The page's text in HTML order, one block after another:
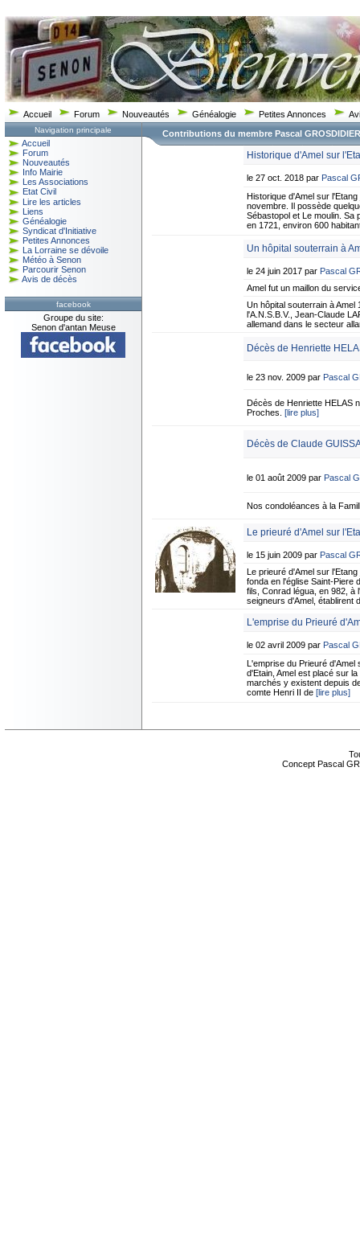
Accueil Forum Nouveautés Généalogie Petites Annonces
Navigation principale
Accueil
Forum
Nouveautés
Info Mairie
Les Associations
Etat Civil
Lire les articles
Liens
Généalogie
Syndicat d'Initiative
Petites Annonces
La Lorraine se dévoile
Météo à Senon
Parcourir Senon
Avis de décès
facebook
Groupe du site:
Senon d'antan Meuse
Contributions du membre Pascal GROSDIDIER
Historique d'Amel sur
le 27 oct. 2018 par Pascal
Historique d'Amel sur
novembre. Il possède
Sébastopol et Le moulin. Sa
en 1721, environ 600
Un hôpital souterrain à
le 24 juin 2017 par Pascal
Amel fut un maillon du
Un hôpital souterrain à Amel
l'A.N.S.B.V., Jean-Claude
allemand dans le secteur
Décès de Henriette
le 23 nov. 2009 par Pascal
Décès de Henriette HELAS
Proches. [lire plus]
Décès de Claude
le 01 août 2009 par Pascal
Nos condoléances à la
Le prieuré d'Amel sur
le 15 juin 2009 par Pascal
Le prieuré d'Amel sur
fonda en l'église Saint-Piere
fils, Conrad légua, en 982,
seigneurs d'Amel, établirent
L'emprise du Prieuré
le 02 avril 2009 par Pascal
L'emprise du Prieuré d'Amel
d'Etain, Amel est placé sur
marchés y existent depuis
comte Henri II de [lire plus]
Concept Pascal